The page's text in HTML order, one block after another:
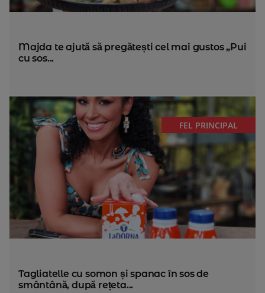
Majda te ajută să pregătești cel mai gustos „Pui
cu sos...
FEL PRINCIPAL
Tagliatelle cu somon și spanac în sos de
smântână, după rețeta...